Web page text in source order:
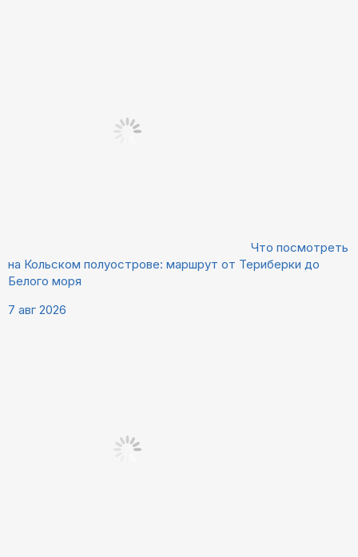
Что посмотреть
на Кольском полуострове: маршрут от Териберки до
Белого моря
7 авг 2026